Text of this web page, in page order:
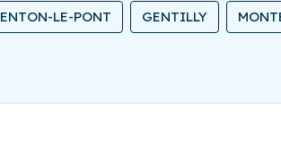
LE-PONT GENTILLY